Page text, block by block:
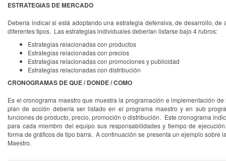
ESTRATEGIAS DE MERCADO
Debería indicar si está adoptando una estrategia defensiva, de desarrollo,
diferentes tipos. Las estrategias individuales deberían listarse bajo 4 rubros:
Estrategias relacionadas con productos
Estrategias relacionadas con precios
Estrategias relacionadas con promociones y publicidad
Estrategias relacionadas con distribución
CRONOGRAMAS DE QUE / DONDE / COMO
Es el cronograma maestro que muestra la programación e implementación
plan de acción debería ser listado en el programa maestro y en sub
funciones de producto, precio, promoción o distribución. Este cronograma
para cada miembro del equipo sus responsabilidades y tiempo de
forma de gráficos de tipo barra. A continuación se presenta un ejemplo sobre
Maestro.